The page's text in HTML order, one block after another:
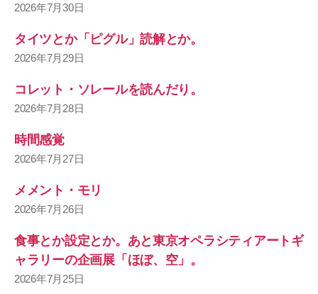
2026年7月30日
タイツとか「ピグル」読解とか。
2026年7月29日
コレット・ソレールを読んだり。
2026年7月28日
時間感覚
2026年7月27日
メメント・モリ
2026年7月26日
食事とか設定とか。あと東京オペラシティアートギ
ャラリーの企画展「ほぼ、空」。
2026年7月25日